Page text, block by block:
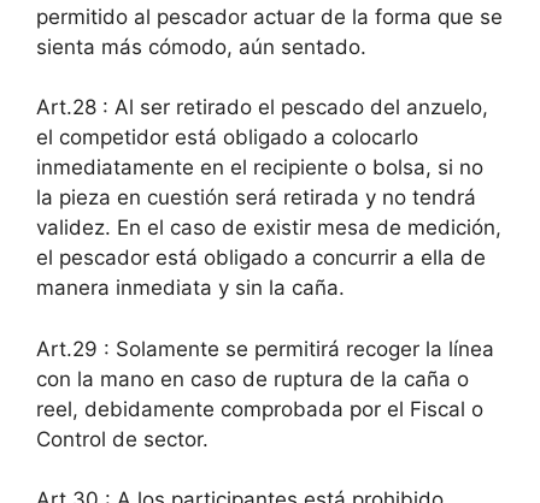
permitido al pescador actuar de la forma que se
sienta más cómodo, aún sentado.
Art.28 : Al ser retirado el pescado del anzuelo,
el competidor está obligado a colocarlo
inmediatamente en el recipiente o bolsa, si no
la pieza en cuestión será retirada y no tendrá
validez. En el caso de existir mesa de medición,
el pescador está obligado a concurrir a ella de
manera inmediata y sin la caña.
Art.29 : Solamente se permitirá recoger la línea
con la mano en caso de ruptura de la caña o
reel, debidamente comprobada por el Fiscal o
Control de sector.